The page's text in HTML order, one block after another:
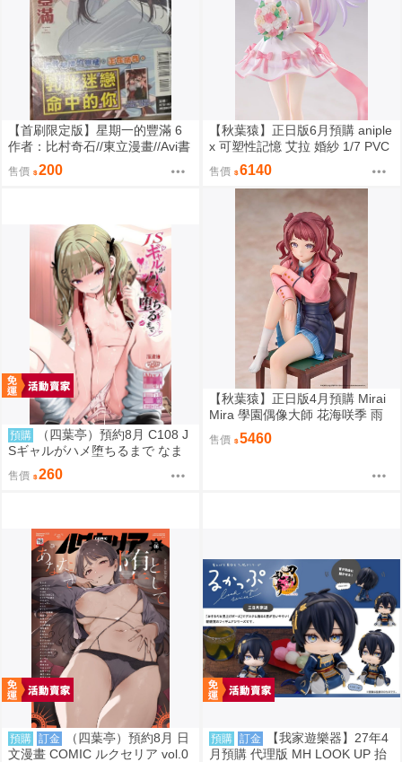
【首刷限定版】星期一的豐滿 6
作者：比村奇石//東立漫畫//Avi書
店
售價 200
【秋葉猿】正日版6月預購 aniple
x 可塑性記憶 艾拉 婚紗 1/7 PVC
完成品
售價 6140
預購
（四葉亭）預約8月 C108 J
Sギャルがハメ堕ちるまで なま
もななせ
售價 260
【秋葉猿】正日版4月預購 Mirai
Mira 學園偶像大師 花海咲季 雨
後鳶尾花 特訓前 1/7 PVC 完成品
售價 5460
預購 訂金
（四葉亭）預約8月 日
文漫畫 COMIC ルクセリア vol.0
預購 訂金
【我家遊樂器】27年4
月預購 代理版 MH LOOK UP 抬